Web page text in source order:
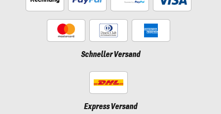
Schneller Versand
Express Versand